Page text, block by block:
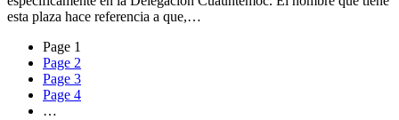
esta plaza hace referencia a que,…
Page 1
Page 2
Page 3
Page 4
…